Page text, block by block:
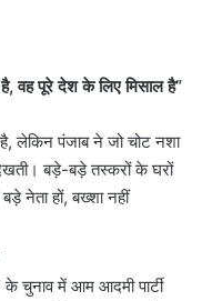
,वह पूरे देश के लिए मिसाल है”
लेकिन पंजाब ने जो चोट नशा
बड़े-बड़े तस्करों के घरों
नेता हों, बख्शा नहीं
चुनाव में आम आदमी पार्टी